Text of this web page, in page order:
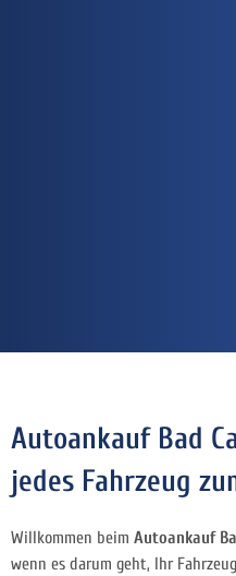
Autoankauf Bad
jedes Fahrzeug
Willkommen beim Autoankauf
wenn es darum geht, Ihr